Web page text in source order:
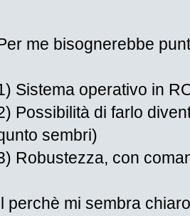
me bisognerebbe
Sistema operativo in
Possibilità di farlo
sembri)
Robustezza, con
perchè mi sembra